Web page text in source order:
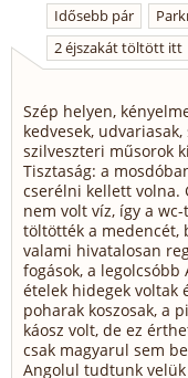
Idősebb pár
2 éjszakát töltött itt
Szép helyen,
kedvesek,
szilveszteri műsorok
Tisztaság: a
cserélni kellett volna.
nem volt víz, így a
töltötték a medencét,
valami hivatalosan
fogások, a
ételek hidegek voltak
poharak koszosak, a
káosz volt, de ez
csak magyarul sem
Angolul tudtunk